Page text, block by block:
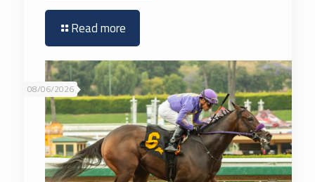
Read more
08/06/2026